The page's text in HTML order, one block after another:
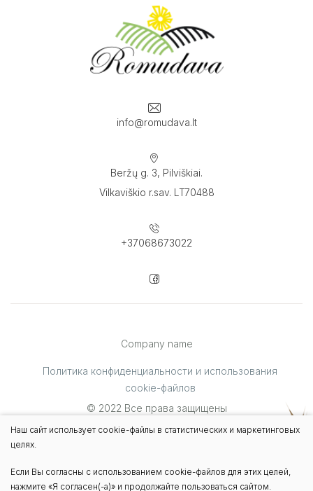
info@romudava.lt
Beržų g. 3, Pilviškiai.
Vilkaviškio r.sav. LT70488
+37068673022
Company name
Политика конфиденциальности и использования
cookie-файлов
© 2022 Все права защищены
Решение: TEXUS
Наш сайт использует cookie-файлы в статистических и маркетинговых
целях.
Если Вы согласны с использованием cookie-файлов для этих целей,
нажмите «Я согласен(-а)» и продолжайте пользоваться сайтом.